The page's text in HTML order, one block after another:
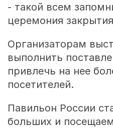
- такой всем
церемония
Организаторам
выполнить
привлечь на нее
посетителей.
Павильон России
больших и